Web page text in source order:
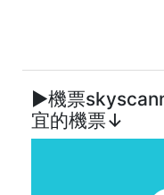
►機票
宜的機票↓